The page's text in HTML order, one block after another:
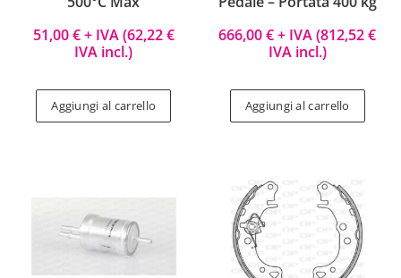
51,00€+ IVA (62,22€
IVA incl.)
Aggiungi al carrello
666,00€+ IVA (812,52€
IVA incl.)
Aggiungi al carrello